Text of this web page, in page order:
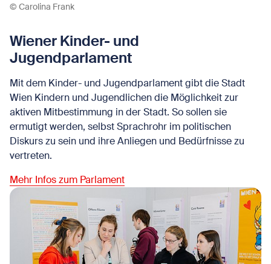
Wiener Kinder- und
Jugendparlament
Mit dem Kinder- und Jugendparlament gibt die Stadt
Wien Kindern und Jugendlichen die Möglichkeit zur
aktiven Mitbestimmung in der Stadt. So sollen sie
ermutigt werden, selbst Sprachrohr im politischen
Diskurs zu sein und ihre Anliegen und Bedürfnisse zu
vertreten.
Mehr Infos zum Parlament
© Carolina Frank